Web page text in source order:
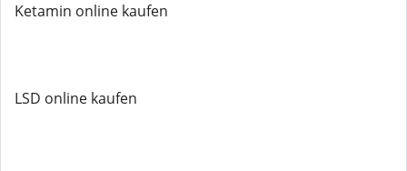
Ketamin online kaufen
LSD online kaufen